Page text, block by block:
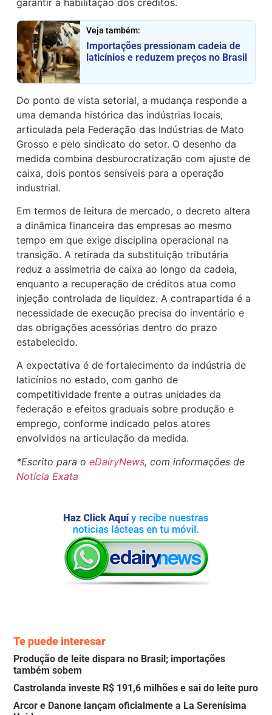
garantir a habilitação dos créditos.
Veja também:
Importações pressionam cadeia de
laticínios e reduzem preços no Brasil
Do ponto de vista setorial, a mudança responde a
uma demanda histórica das indústrias locais,
articulada pela Federação das Indústrias de Mato
Grosso e pelo sindicato do setor. O desenho da
medida combina desburocratização com ajuste de
caixa, dois pontos sensíveis para a operação
industrial.
Em termos de leitura de mercado, o decreto altera
a dinâmica financeira das empresas ao mesmo
tempo em que exige disciplina operacional na
transição. A retirada da substituição tributária
reduz a assimetria de caixa ao longo da cadeia,
enquanto a recuperação de créditos atua como
injeção controlada de liquidez. A contrapartida é a
necessidade de execução precisa do inventário e
das obrigações acessórias dentro do prazo
estabelecido.
A expectativa é de fortalecimento da indústria de
laticínios no estado, com ganho de
competitividade frente a outras unidades da
federação e efeitos graduais sobre produção e
emprego, conforme indicado pelos atores
envolvidos na articulação da medida.
*Escrito para oeDairyNews, com informações de
Notícia Exata
Te puede interesar
Produção de leite dispara no Brasil; importações
também sobem
Castrolanda investe R$ 191,6 milhões e sai do leite puro
Arcor e Danone lançam oficialmente a La Serenísima